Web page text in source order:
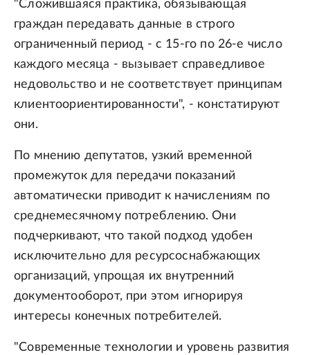
"Сложившаяся практика, обязывающая
граждан передавать данные в строго
ограниченный период - с 15-го по 26-е число
каждого месяца - вызывает справедливое
недовольство и не соответствует принципам
клиентоориентированности", - констатируют
они.
По мнению депутатов, узкий временной
промежуток для передачи показаний
автоматически приводит к начислениям по
среднемесячному потреблению. Они
подчеркивают, что такой подход удобен
исключительно для ресурсоснабжающих
организаций, упрощая их внутренний
документооборот, при этом игнорируя
интересы конечных потребителей.
"Современные технологии и уровень развития